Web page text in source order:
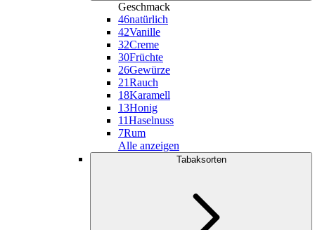
Geschmack
46natürlich
42Vanille
32Creme
30Früchte
26Gewürze
21Rauch
18Karamell
13Honig
11Haselnuss
7Rum
Alle anzeigen
Tabaksorten